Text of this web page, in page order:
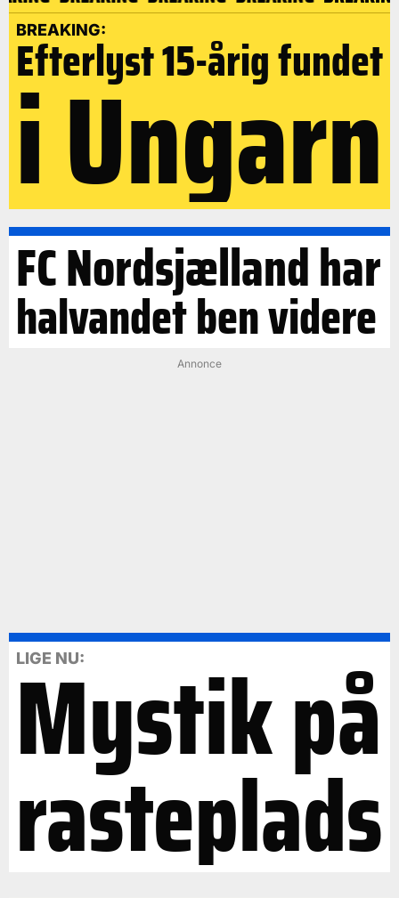
BREAKING:
Efterlyst 15-årig fundet
i Ungarn
FC Nordsjælland har
halvandet ben videre
Annonce
LIGE NU:
Mystik på
rasteplads